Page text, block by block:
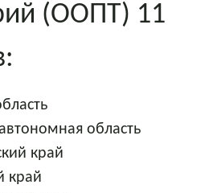
(ООПТ) 11
область
край
край